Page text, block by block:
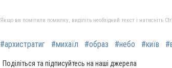
Якщо ви помітили помилку, виділіть необхідний текст і натисніть
#архистратиг #михаїл #образ #небо #київ
Поділіться та підписуйтесь на наші джерела